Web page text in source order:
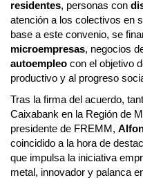
residentes, personas con
atención a los colectivos en
base a este convenio, se
microempresas, negocios
autoempleo con el objetivo
productivo y al progreso
Tras la firma del acuerdo,
Caixabank en la Región de
presidente de FREMM,
coincidido a la hora de
que impulsa la iniciativa
metal, innovador y palanca